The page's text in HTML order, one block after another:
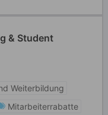
& Student
Weiterbildung
Mitarbeiterrabatte